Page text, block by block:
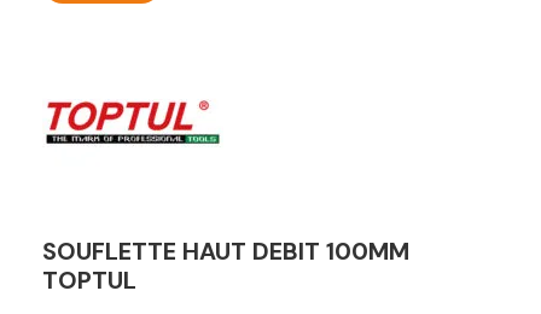
SOUFLETTE HAUT DEBIT 100MM
TOPTUL